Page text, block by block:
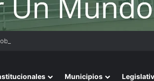
asegura que renegociará la concesión
Municipios